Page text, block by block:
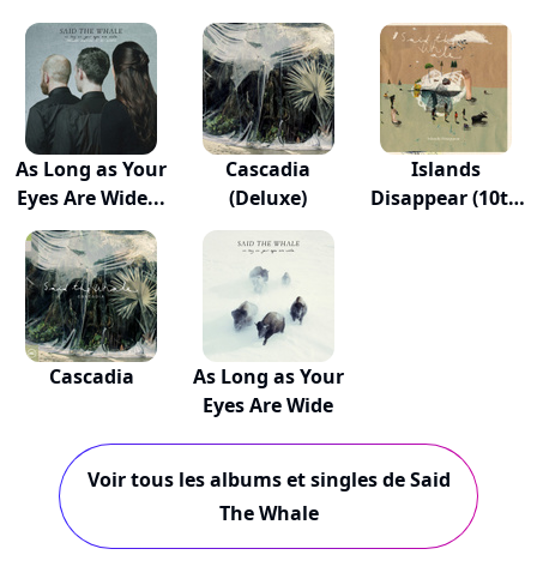
As Long as Your
Eyes Are Wide...
Cascadia
(Deluxe)
Islands
Disappear (10th
Cascadia
As Long as Your
Eyes Are Wide
Voir tous les albums et singles de Said
The Whale